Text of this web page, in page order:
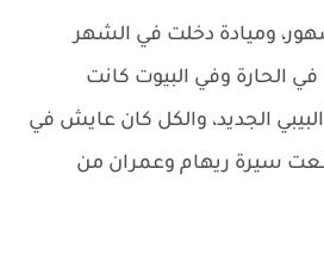
وميادة دخلت في الشهر
في الحارة وفي البيوت كانت
الجديد، والكل كان عايش في
سيرة ريهام وعمران من